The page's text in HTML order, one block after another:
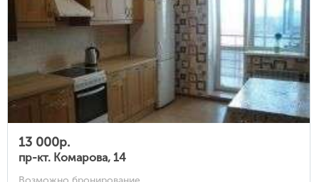
13 000р.
пр-кт. Комарова, 14